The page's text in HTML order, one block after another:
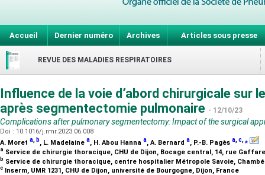
Accueil Dernier numéro Archives Articles sous presse
REVUE DES MALADIES RESPIRATOIRES
Influence de la voie d’abord chirurgicale sur
après segmentectomie pulmonaire - 12/10/23
Complications after pulmonary segmentectomy: Impact of the surgical
Doi : 10.1016/j.rmr.2023.06.008
A. Moret a, b, L. Madelaine a, H. Abou Hanna a, A. Bernard a, P.-B. Pagès a,c,⁎
a Service de chirurgie thoracique, CHU de Dijon, Bocage central, 14, rue
b Service de chirurgie thoracique, centre hospitalier Métropole Savoie,
c Inserm, UMR 1231, CHU de Dijon, université de Bourgogne, Dijon, France